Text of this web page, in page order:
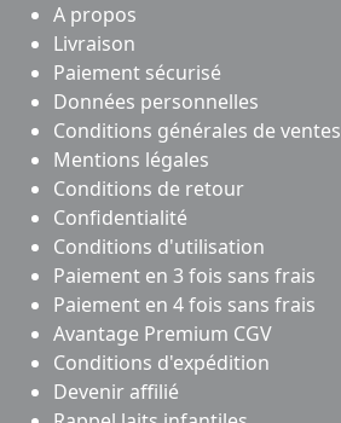
A propos
Livraison
Paiement sécurisé
Données personnelles
Conditions générales de ventes
Mentions légales
Conditions de retour
Confidentialité
Conditions d'utilisation
Paiement en 3 fois sans frais
Paiement en 4 fois sans frais
Avantage Premium CGV
Conditions d'expédition
Devenir affilié